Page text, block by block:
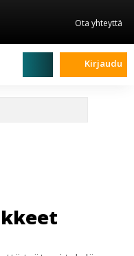
Ota yhteyttä
Kirjaudu